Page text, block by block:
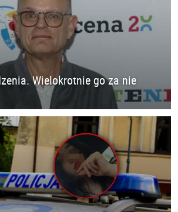
Wielokrotnie go za nie